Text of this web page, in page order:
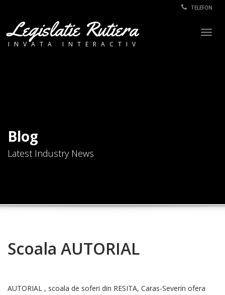
TELEFON
Legislatie Rutiera
INVATA INTERACTIV
Blog
Latest Industry News
Scoala AUTORIAL
AUTORIAL , scoala de soferi din RESITA, Caras-Severin ofera